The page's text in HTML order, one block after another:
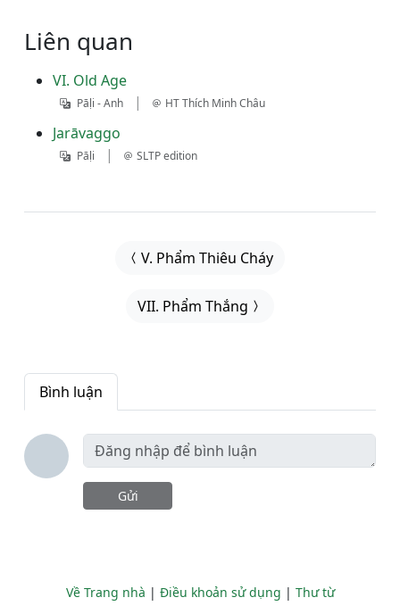
Liên quan
VI. Old Age
Pāḷi - Anh | HT Thích Minh Châu
Jarāvaggo
Pāḷi | SLTP edition
V. Phẩm Thiêu Cháy
VII. Phẩm Thắng
Bình luận
Gửi
Về Trang nhà | Điều khoản sử dụng | Thư từ